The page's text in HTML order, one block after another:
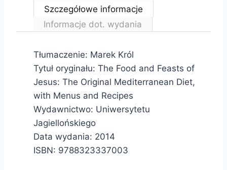
Szczegółowe informacje
Informacje dot. wydania
Tłumaczenie: Marek Król
Tytuł oryginału: The Food and Feasts of
Jesus: The Original Mediterranean Diet,
with Menus and Recipes
Wydawnictwo: Uniwersytetu
Jagiellońskiego
Data wydania: 2014
ISBN: 9788323337003